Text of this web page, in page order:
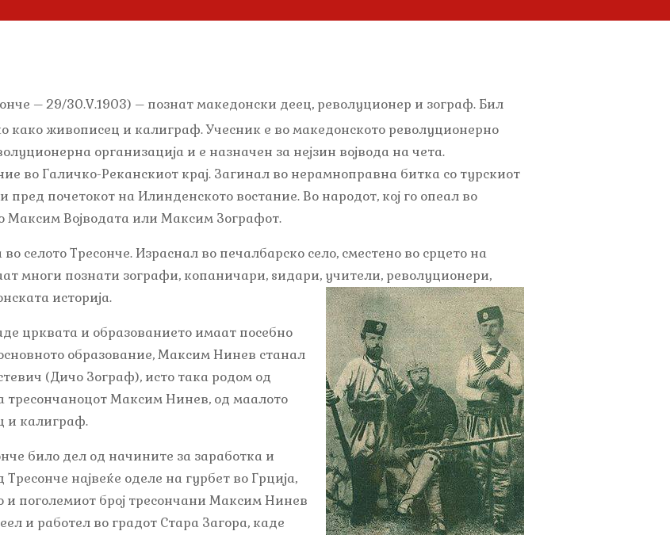
– 29/30.V.1903) – познат македонски деец, револуционер и зограф. Бил
како живописец и калиграф. Учесник е во македонското револуционерно
организација и е назначен за нејзин војвода на чета.
во Галичко-Реканскиот крај. Загинал во нерамноправна битка со турскиот
почетокот на Илинденското востание. Во народот, кој го опеал во
Максим Војводата или Максим Зографот.
селото Тресонче. Израснал во печалбарско село, сместено во срцето на
многи познати зографи, копаничари, ѕидари, учители, револуционери,
историја.
црквата и образованието имаат посебно
образование, Максим Нинев станал
(Дичо Зограф), исто така родом од
тресончаноцот Максим Нинев, од маалото
и калиграф.
било дел од начините за заработка и
највеќе оделе на гурбет во Грција,
и поголемиот број тресончани Максим Нинев
и работел во градот Стара Загора, каде